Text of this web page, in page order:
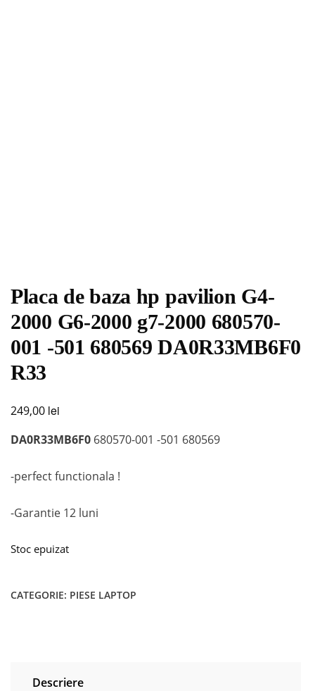
Placa de baza hp pavilion G4-
2000 G6-2000 g7-2000 680570-
001 -501 680569 DA0R33MB6F0
R33
249,00 lei
DA0R33MB6F0 680570-001 -501 680569
-perfect functionala !
-Garantie 12 luni
Stoc epuizat
CATEGORIE: PIESE LAPTOP
Descriere